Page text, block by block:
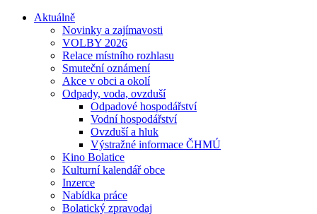
Aktuálně
Novinky a zajímavosti
VOLBY 2026
Relace místního rozhlasu
Smuteční oznámení
Akce v obci a okolí
Odpady, voda, ovzduší
Odpadové hospodářství
Vodní hospodářství
Ovzduší a hluk
Výstražné informace ČHMÚ
Kino Bolatice
Kulturní kalendář obce
Inzerce
Nabídka práce
Bolatický zpravodaj